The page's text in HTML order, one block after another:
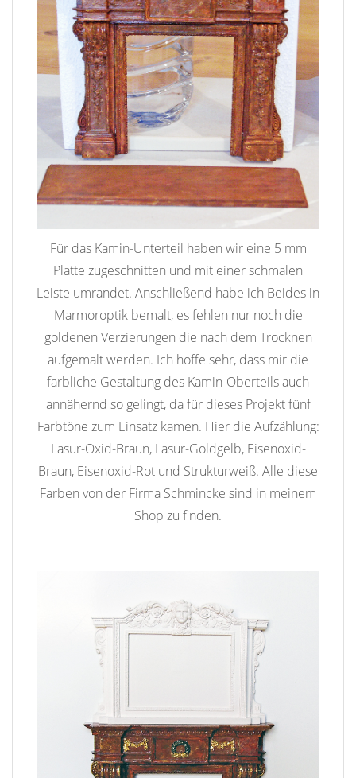
Für das Kamin-Unterteil haben wir eine 5 mm
Platte zugeschnitten und mit einer schmalen
Leiste umrandet. Anschließend habe ich Beides in
Marmoroptik bemalt, es fehlen nur noch die
goldenen Verzierungen die nach dem Trocknen
aufgemalt werden. Ich hoffe sehr, dass mir die
farbliche Gestaltung des Kamin-Oberteils auch
annähernd so gelingt, da für dieses Projekt fünf
Farbtöne zum Einsatz kamen. Hier die Aufzählung:
Lasur-Oxid-Braun, Lasur-Goldgelb, Eisenoxid-
Braun, Eisenoxid-Rot und Strukturweiß. Alle diese
Farben von der Firma Schmincke sind in meinem
Shop zu finden.